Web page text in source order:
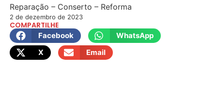
Reparação – Conserto – Reforma
2 de dezembro de 2023
COMPARTILHE
Facebook
WhatsApp
X
Email